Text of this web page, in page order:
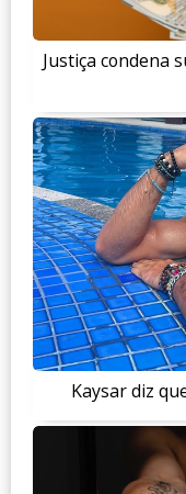
Justiça condena
Kaysar diz